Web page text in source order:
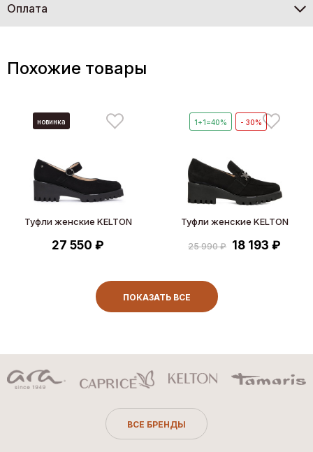
Оплата
Похожие товары
новинка
Туфли женские KELTON
27 550 ₽
1+1=40% - 30%
Туфли женские KELTON
25 990 ₽ 18 193 ₽
ПОКАЗАТЬ ВСЕ
ВСЕ БРЕНДЫ